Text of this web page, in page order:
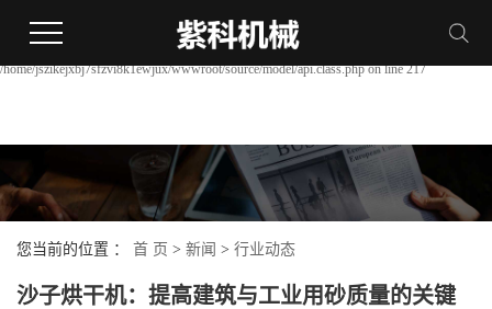
file_put_contents(/home/jszikejxbj7sfzvi8k1ewjux/wwwroot/source/cache/license_cache.php):
failed to open stream: Permission denied in
/home/jszikejxbj7sfzvi8k1ewjux/wwwroot/source/model/api.class.php on line 217
您当前的位置 ： 首 页 > 新闻 > 行业动态
沙子烘干机：提高建筑与工业用砂质量的关键